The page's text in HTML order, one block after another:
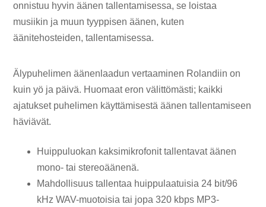
onnistuu hyvin äänen tallentamisessa, se loistaa
musiikin ja muun tyyppisen äänen, kuten
äänitehosteiden, tallentamisessa.
Älypuhelimen äänenlaadun vertaaminen Rolandiin on
kuin yö ja päivä. Huomaat eron välittömästi; kaikki
ajatukset puhelimen käyttämisestä äänen tallentamiseen
häviävät.
Huippuluokan kaksimikrofonit tallentavat äänen
mono- tai stereoäänenä.
Mahdollisuus tallentaa huippulaatuisia 24 bit/96
kHz WAV-muotoisia tai jopa 320 kbps MP3-